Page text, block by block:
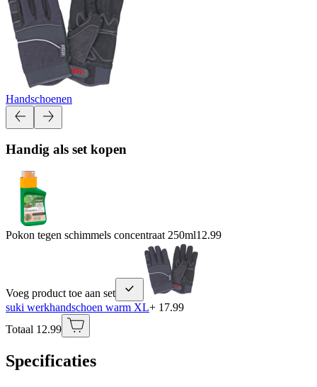
Handschoenen
Handig als set kopen
Pokon tegen schimmels concentraat 250ml12.99
Voeg product toe aan set
suki werkhandschoen warm XL+ 17.99
Totaal 12.99
Specificaties